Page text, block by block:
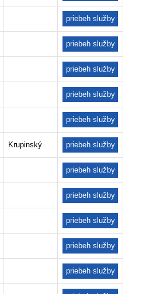
priebeh služby
priebeh služby
priebeh služby
priebeh služby
priebeh služby
Krupinský priebeh služby
priebeh služby
priebeh služby
priebeh služby
priebeh služby
priebeh služby